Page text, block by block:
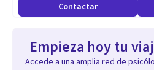
Contactar
Empieza hoy tu
Accede a una amplia red de